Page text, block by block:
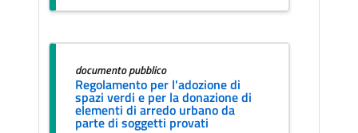
documento pubblico
Regolamento per l'adozione di
spazi verdi e per la donazione di
elementi di arredo urbano da
parte di soggetti provati